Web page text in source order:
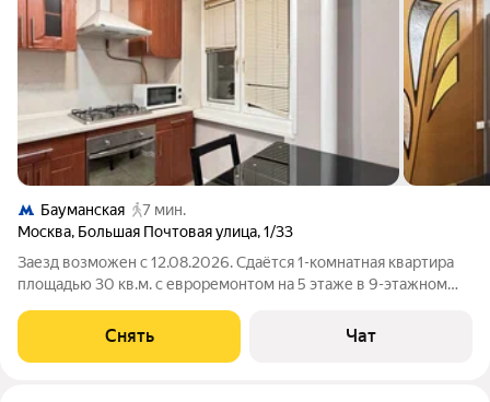
Бауманская
7 мин.
Москва, Большая Почтовая улица,1/33
Заезд возможен с 12.08.2026. Сдаётся 1-комнатная квартира
площадью 30 кв.м. с евроремонтом на 5 этаже в 9-этажном
Стиральная машина Холодильник Кондиционер
Микроволновка Пылесос Дом -
Снять Чат